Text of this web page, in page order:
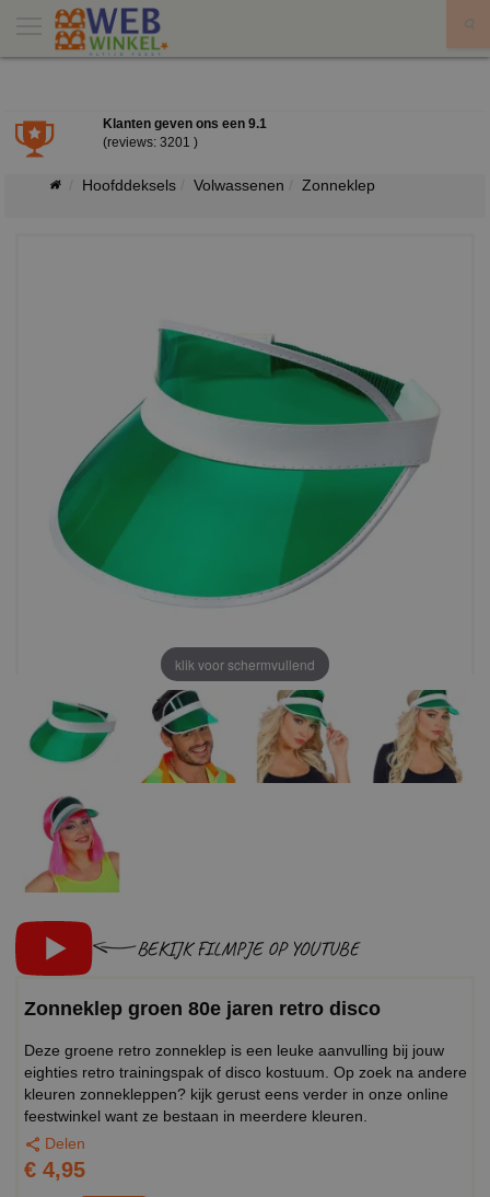
Klanten geven ons een 9.1
(reviews: 3201 )
Hoofddeksels Volwassenen Zonneklep
klik voor schermvullend
BEKIJK FILMPJE OP YOUTUBE
Zonneklep groen 80e jaren retro disco
Deze groene retro zonneklep is een leuke aanvulling bij jouw
eighties retro trainingspak of disco kostuum. Op zoek na andere
kleuren zonnekleppen? kijk gerust eens verder in onze online
feestwinkel want ze bestaan in meerdere kleuren.
Delen
€ 4,95